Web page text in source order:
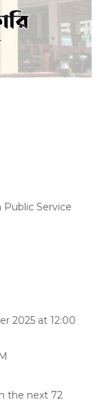
Public Service
2025 at 12:00
the next 72